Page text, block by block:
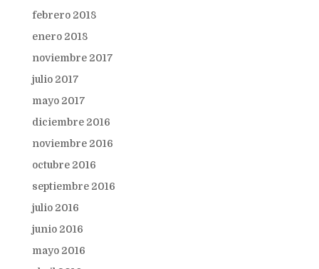
febrero 2018
enero 2018
noviembre 2017
julio 2017
mayo 2017
diciembre 2016
noviembre 2016
octubre 2016
septiembre 2016
julio 2016
junio 2016
mayo 2016